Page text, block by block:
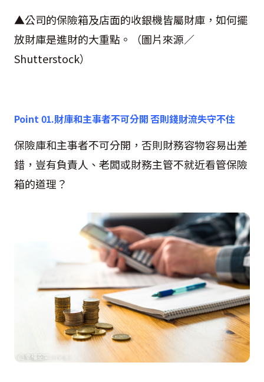
▲公司的保險箱及店面的收銀機皆屬財庫，如何擺
放財庫是進財的大重點。（圖片來源／
Shutterstock）
Point 01.財庫和主事者不可分開 否則錢財流失守不住
保險庫和主事者不可分開，否則財務容物容易出差
錯，豈有負責人、老闆或財務主管不就近看管保險
箱的道理？